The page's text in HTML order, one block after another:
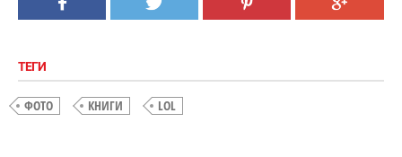
ТЕГИ
ФОТО КНИГИ LOL